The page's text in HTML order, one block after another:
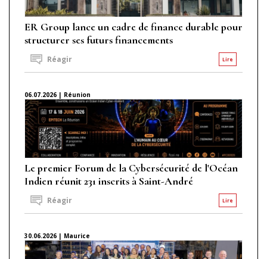
ER Group lance un cadre de finance durable pour
structurer ses futurs financements
Lire
Réagir
06.07.2026 | Réunion
Le premier Forum de la Cybersécurité de l'Océan
Indien réunit 231 inscrits à Saint-André
Lire
Réagir
30.06.2026 | Maurice